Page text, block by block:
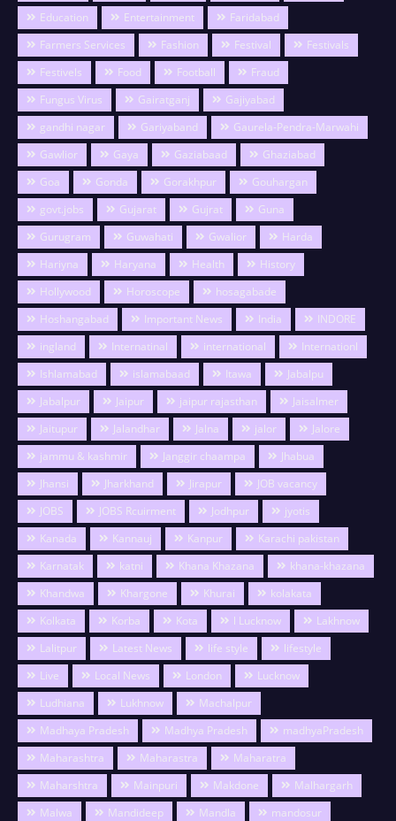
Education
Entertainment
Faridabad
Farmers Services
Fashion Festival
Festivals
Festivels
Food Football
Fraud
Fungus Virus
Gairatganj
Gajiyabad
gandhi nagar
Gariyaband
Gaurela-Pendra-Marwahi
Gawlior
Gaya Gaziabaad
Ghaziabad
Goa
Gonda Gorakhpur
Gouhargan
govt.jobs
Gujarat Gujrat
Guna
Gurugram
Guwahati Gwalior
Harda
Hariyna
Haryana Health
History
Hollywood
Horoscope
hosagabade
Hoshangabad
Important News India
INDORE
ingland
Internatinal international
Internationl
Ishlamabad
islamabaad Itawa
Jabalpu
Jabalpur
Jaipur jaipur rajasthan
Jaisalmer
Jaitupur
Jalandhar Jalna jalor
Jalore
jammu & kashmir
Janggir chaampa
Jhabua
Jhansi
Jharkhand Jirapur
JOB vacancy
JOBS
JOBS Rcuirment Jodhpur
jyotis
Kanada
Kannauj Kanpur
Karachi pakistan
Karnatak
katni Khana Khazana
khana-khazana
Khandwa
Khargone Khurai
kolakata
Kolkata
Korba Kota l Lucknow
Lakhnow
Lalitpur
Latest News life style
lifestyle
Live
Local News London
Lucknow
Ludhiana
Lukhnow
Machalpur
Madhaya Pradesh
Madhya Pradesh
madhyaPradesh
Maharashtra
Maharastra
Maharatra
Maharshtra
Mainpuri Makdone
Malhargarh
Malwa
Mandideep Mandla
mandosur